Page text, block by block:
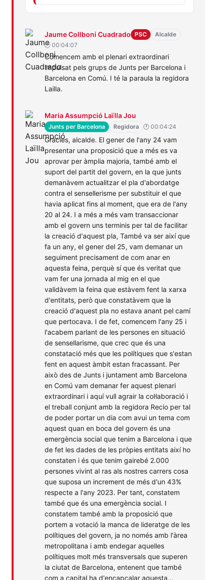
Jaume
Collboni
Cuadrado
PSC
Assumptes
Socials
HabitatgeJaume Collboni Cuadrado PSC
Alcalde
🕐 00:04:07
Comencem amb el plenari extraordinari
impulsat pels grups de Junts per Barcelona i
Barcelona en Comú. I té la paraula la regidora
Lailla.
Maria
Assumpció
Laïlla
Jou
Junts
per
Barcelona
Assumptes
Socials
HabitatgeMaria Assumpció Laïlla Jou
Junts per Barcelona Regidora 🕐 00:04:24
Gràcies, alcalde. El gener de l'any 24 vam
presentar una proposició que a més es va
aprovar per àmplia majoria, també amb el
suport del partit del govern, en la que junts
demanàvem actualitzar el pla d'abordatge
contra el sensellerisme per substituir el que
havia aplicat fins al moment, que era de l'any
20 al 24. I a més a més vam transaccionar
amb el govern uns terminis per tal de facilitar
la creació d'aquest pla, També va ser així que
fa un any, el gener del 25, vam demanar un
seguiment precisament de com anar en
aquesta feina, perquè sí que és veritat que
vam fer una jornada al mig en el que
validàvem la feina que estàvem fent la xarxa
d'entitats, però que constatàvem que la
creació d'aquest pla no estava anant pel camí
que pertocava. I de fet, comencem l'any 25 i
l'acabem parlant de les persones en situació
de sensellarisme, que crec que és una
constatació més que les polítiques que s'estan
fent en aquest àmbit estan fracassant. Per
això des de Junts i juntament amb Barcelona
en Comú vam demanar fer aquest plenari
extraordinari i aquí vull agrair la col·laboració i
el treball conjunt amb la regidora Recio per tal
de poder portar un dia com avui un tema com
aquest quan en boca del govern és una
emergència social que tenim a Barcelona i que
de fet les dades de les pròpies entitats així ho
constaten i és que tenim gairebé 2.000
persones vivint al ras als nostres carrers cosa
que suposa un increment de més d'un 43%
respecte a l'any 2023. Per tant, constatem
també que és una emergència social. I
constatem també amb la proposició que
portem a votació la manca de lideratge de les
polítiques del govern, ja no només amb l'àrea
metropolitana i amb endegar aquelles
polítiques molt més transversals que superen
la ciutat de Barcelona, entenent que també
com a capital ha d'encapçalar aquesta...